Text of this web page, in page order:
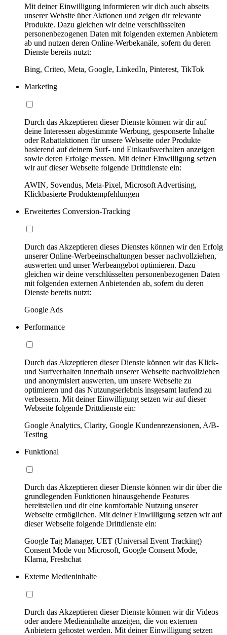
Mit deiner Einwilligung informieren wir dich auch abseits
unserer Website über Aktionen und zeigen dir relevante
Produkte. Dazu gleichen wir deine verschlüsselten
personenbezogenen Daten mit folgenden externen Anbietern
ab und nutzen deren Online-Werbekanäle, sofern du deren
Dienste bereits nutzt:
Bing, Criteo, Meta, Google, LinkedIn, Pinterest, TikTok
Marketing
Durch das Akzeptieren dieser Dienste können wir dir auf
deine Interessen abgestimmte Werbung, gesponserte Inhalte
oder Rabattaktionen für unsere Webseite oder Produkte
basierend auf deinem Surf- und Einkaufsverhalten anzeigen
sowie deren Erfolge messen. Mit deiner Einwilligung setzen
wir auf dieser Webseite folgende Drittdienste ein:
AWIN, Sovendus, Meta-Pixel, Microsoft Advertising,
Klickbasierte Produktempfehlungen
Erweitertes Conversion-Tracking
Durch das Akzeptieren dieses Dienstes können wir den Erfolg
unserer Online-Werbeeinschaltungen besser nachvollziehen,
auswerten und unser Werbeangebot optimieren. Dazu
gleichen wir deine verschlüsselten personenbezogenen Daten
mit folgenden externen Anbietenden ab, sofern du deren
Dienste bereits nutzt:
Google Ads
Performance
Durch das Akzeptieren dieser Dienste können wir das Klick-
und Surfverhalten innerhalb unserer Webseite nachvollziehen
und anonymisiert auswerten, um unsere Webseite zu
optimieren und das Nutzungserlebnis insgesamt laufend zu
verbessern. Mit deiner Einwilligung setzen wir auf dieser
Webseite folgende Drittdienste ein:
Google Analytics, Clarity, Google Kundenrezensionen, A/B-
Testing
Funktional
Durch das Akzeptieren dieser Dienste können wir dir über die
grundlegenden Funktionen hinausgehende Features
bereitstellen und dir eine komfortable Nutzung unserer
Webseite ermöglichen. Mit deiner Einwilligung setzen wir auf
dieser Webseite folgende Drittdienste ein:
Google Tag Manager, UET (Universal Event Tracking)
Consent Mode von Microsoft, Google Consent Mode,
Klarna, Freshchat
Externe Medieninhalte
Durch das Akzeptieren dieser Dienste können wir dir Videos
oder andere Medieninhalte anzeigen, die von externen
Anbietern gehostet werden. Mit deiner Einwilligung setzen